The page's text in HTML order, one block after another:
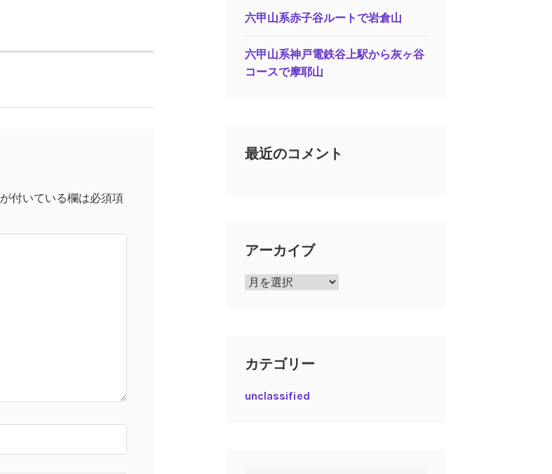
が付いている欄は必須項
六甲山系赤子谷ルートで岩倉山
六甲山系神戸電鉄谷上駅から灰ヶ谷
コースで摩耶山
最近のコメント
アーカイブ
ア
カテゴリー
unclassified